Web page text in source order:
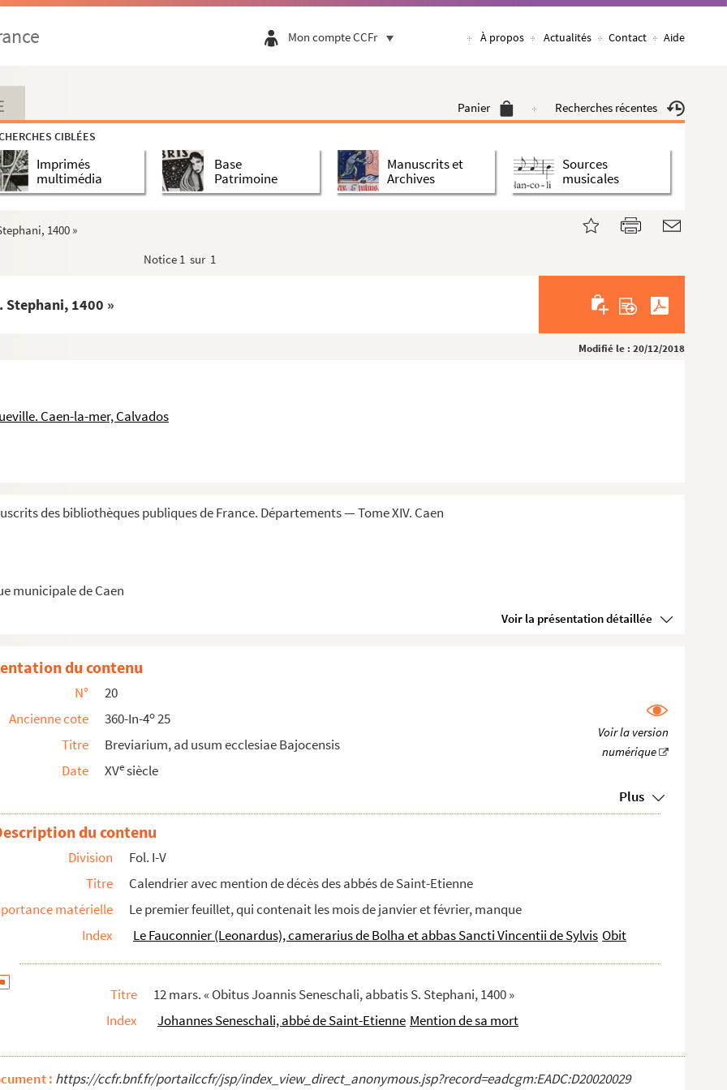
Mon compte CCFr À propos Actualités Contact Aide
Panier Recherches récentes
CIBLÉES
Imprimés
multimédia
Base
Patrimoine
Manuscrits et
Archives
Sources
musicales
1400 »
Notice 1 sur 1
Stephani, 1400 »
Modifié le : 20/12/2018
Caen-la-mer, Calvados
des bibliothèques publiques de France. Départements — Tome XIV. Caen
municipale de Caen
Voir la présentation détaillée
»
mariales et recettes médicales sous l...
usum Lexoviensis ecclesie »
Etienne
1400 »
hujus monasterii, 1589 »
et abbatis S. Stephani, 1512 »
mensis [août], obiit Leonardus Le Fauco...
abbatis S. Stephani, 1531. » — ...
de Parfourru, granatarius, XI octob...
1084 »
-Obiit Joannes Castel, novitius, 16 novemb...
du contenu
N°
20
Ancienne cote
360-In-4o25
Titre
Breviarium, ad usum ecclesiae Bajocensis
Date
XVesiècle
Plus
du contenu
Division
Fol. I-V
Titre
Calendrier avec mention de décès des abbés de Saint-Etienne
matérielle
Le premier feuillet, qui contenait les mois de janvier et février, manque
Index
Le Fauconnier (Leonardus), camerarius de Bolha et abbas Sancti Vincentii de Sylvis Obit
Titre
12 mars. « Obitus Joannis Seneschali, abbatis S. Stephani, 1400 »
Index
Johannes Seneschali, abbé de Saint-Etienne Mention de sa mort
: https://ccfr.bnf.fr/portailccfr/jsp/index_view_direct_anonymous.jsp?record=eadcgm:EADC:D20020029